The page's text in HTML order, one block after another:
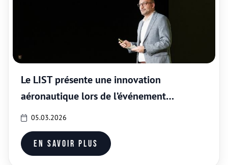
Le LIST présente une innovation
aéronautique lors de l’événement
Paperjam 10×6
05.03.2026
En savoir plus